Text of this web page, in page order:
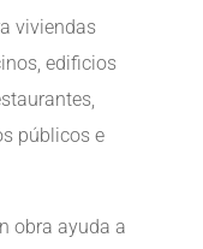
viviendas
edificios
públicos e
obra ayuda a